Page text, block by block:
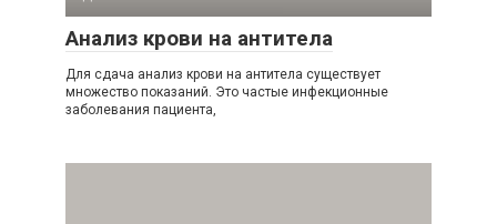
Анализ крови на антитела
Для сдача анализ крови на антитела существует
множество показаний. Это частые инфекционные
заболевания пациента,